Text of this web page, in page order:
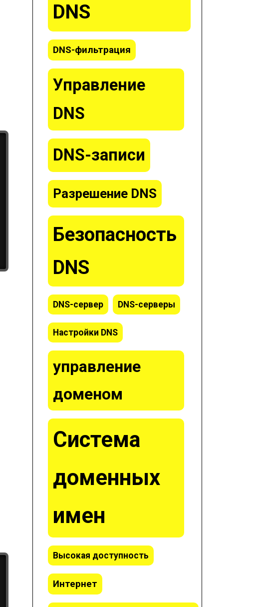
DNS
DNS-фильтрация
Управление
DNS
DNS-записи
Разрешение DNS
Безопасность
DNS
DNS-сервер DNS-серверы
Настройки DNS
управление
доменом
Система
доменных
имен
Высокая доступность
Интернет